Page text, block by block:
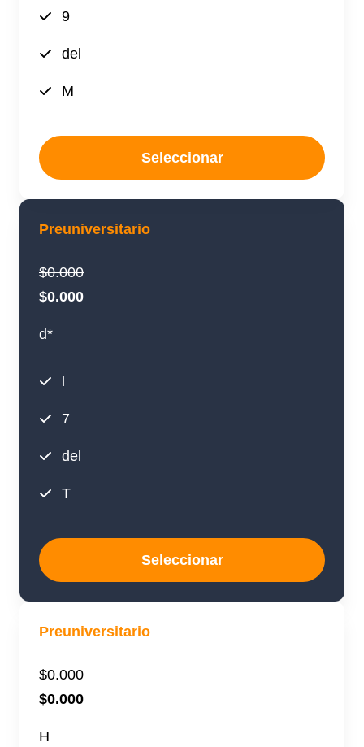
9
del
M
Seleccionar
Preuniversitario
$0.000
$0.000
d*
l
7
del
T
Seleccionar
Preuniversitario
$0.000
$0.000
H